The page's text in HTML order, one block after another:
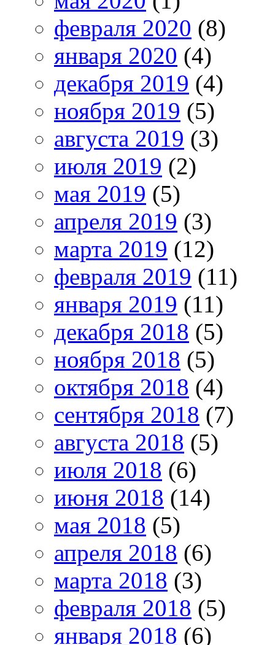
февраля 2020 (8)
января 2020 (4)
декабря 2019 (4)
ноября 2019 (5)
августа 2019 (3)
июля 2019 (2)
мая 2019 (5)
апреля 2019 (3)
марта 2019 (12)
февраля 2019 (11)
января 2019 (11)
декабря 2018 (5)
ноября 2018 (5)
октября 2018 (4)
сентября 2018 (7)
августа 2018 (5)
июля 2018 (6)
июня 2018 (14)
мая 2018 (5)
апреля 2018 (6)
марта 2018 (3)
февраля 2018 (5)
января 2018 (6)